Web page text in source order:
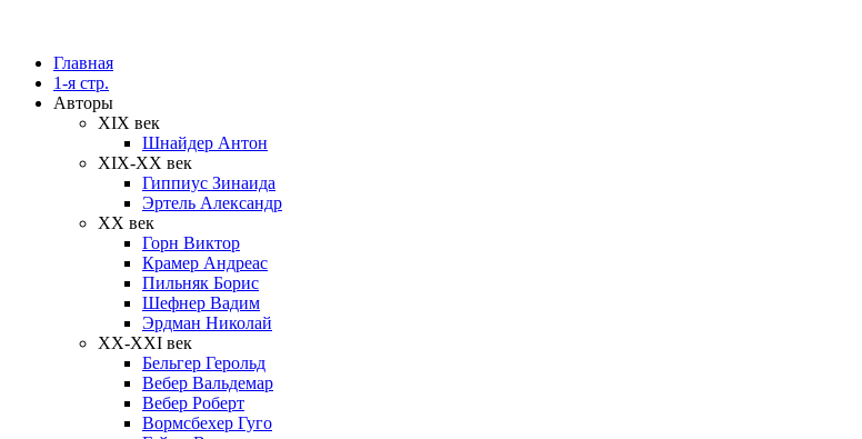
Главная
1-я стр.
Авторы
XIX век
Шнайдер Антон
XIX-XX век
Гиппиус Зинаида
Эртель Александр
XX век
Горн Виктор
Крамер Андреас
Пильняк Борис
Шефнер Вадим
Эрдман Николай
ХХ-XXI век
Бельгер Герольд
Вебер Вальдемар
Вебер Роберт
Вормсбехер Гуго